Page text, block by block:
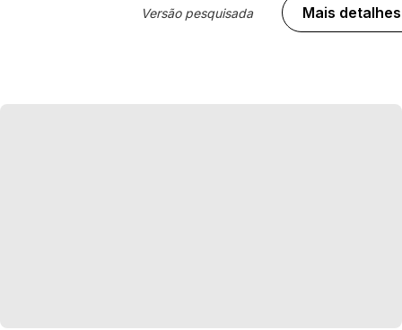
Versão pesquisada Mais detalhes